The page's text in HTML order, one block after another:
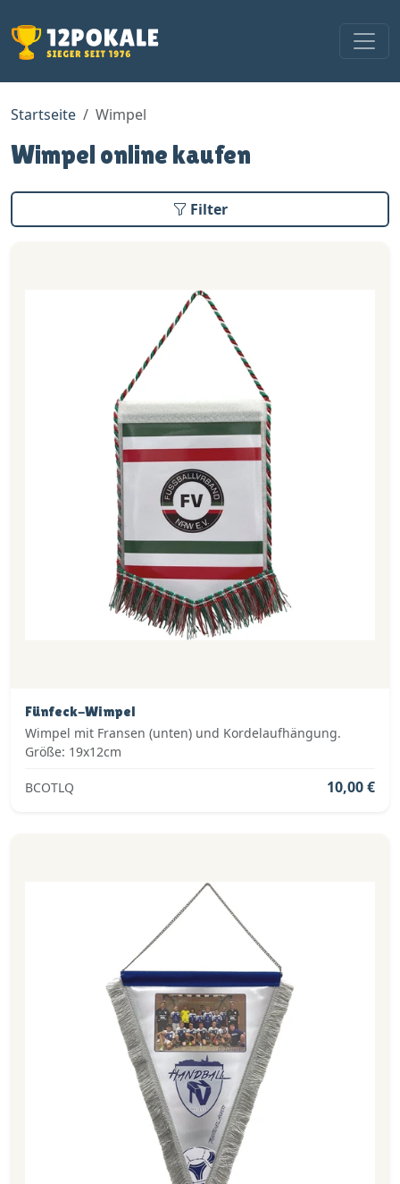
Startseite Wimpel
Wimpel online kaufen
Filter
Fünfeck-Wimpel
Wimpel mit Fransen (unten) und Kordelaufhängung.
Größe: 19x12cm
BCOTLQ 10,00 €